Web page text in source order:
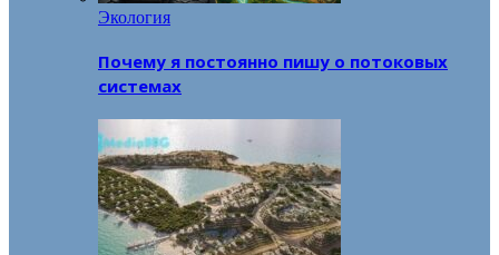
Экология
Почему я постоянно пишу о потоковых
системах